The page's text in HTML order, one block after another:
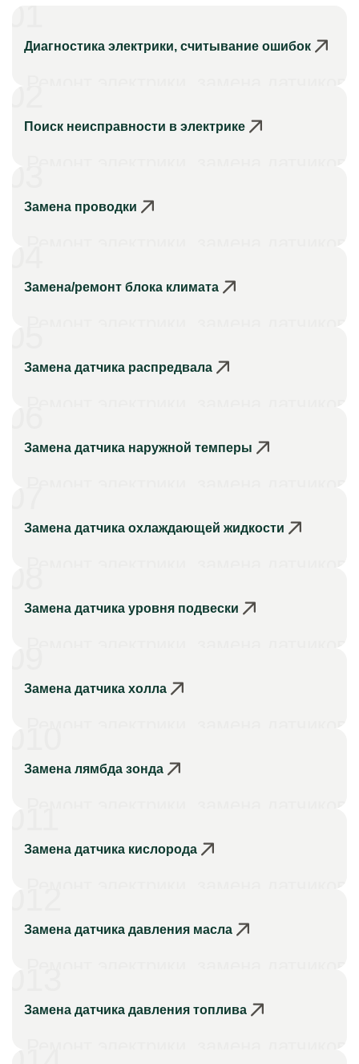
Диагностика электрики, считывание ошибок
Поиск неисправности в электрике
Замена проводки
Замена/ремонт блока климата
Замена датчика распредвала
Замена датчика наружной темперы
Замена датчика охлаждающей жидкости
Замена датчика уровня подвески
Замена датчика холла
Замена лямбда зонда
Замена датчика кислорода
Замена датчика давления масла
Замена датчика давления топлива